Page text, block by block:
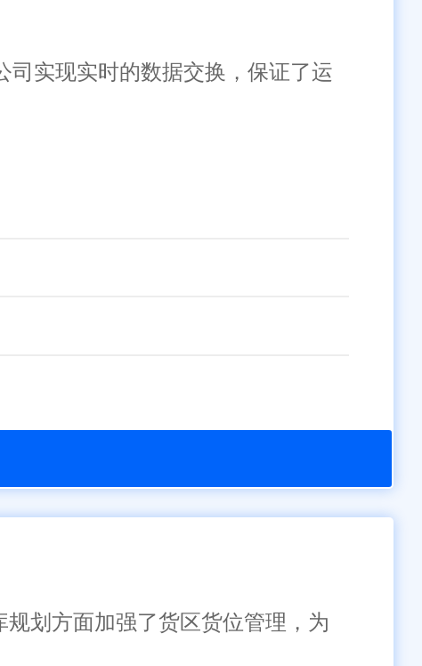
司实现实时的数据交换，保证了运
划方面加强了货区货位管理，为